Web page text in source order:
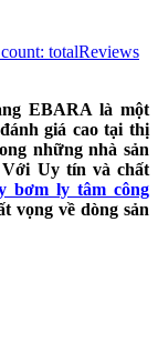
totalReviews
EBARA là một
giá cao tại thị
những nhà sản
Uy tín và chất
bơm ly tâm công
vọng về dòng sản